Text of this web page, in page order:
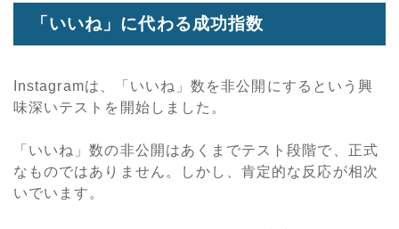
「いいね」に代わる成功指数
Instagramは、「いいね」数を非公開にするという興
味深いテストを開始しました。
「いいね」数の非公開はあくまでテスト段階で、正式
なものではありません。しかし、肯定的な反応が相次
いでいます。